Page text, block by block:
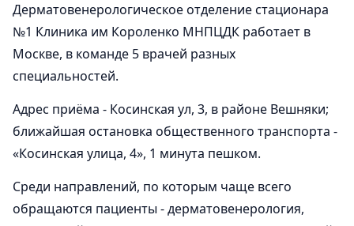
Дерматовенерологическое отделение стационара
№1 Клиника им Короленко МНПЦДК работает в
Москве, в команде 5 врачей разных
специальностей.
Адрес приёма - Косинская ул, 3, в районе Вешняки;
ближайшая остановка общественного транспорта -
«Косинская улица, 4», 1 минута пешком.
Среди направлений, по которым чаще всего
обращаются пациенты - дерматовенерология,